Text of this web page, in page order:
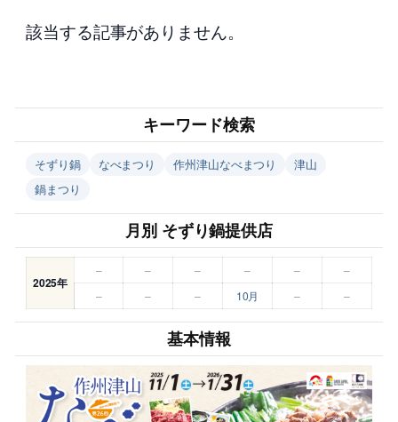
該当する記事がありません。
キーワード検索
そずり鍋 なべまつり 作州津山なべまつり
津山
鍋まつり
月別 そずり鍋提供店
2025年
– – – – –
–
–
– – 10月 – –
基本情報